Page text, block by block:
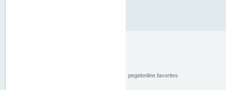
pegelonline.favorites